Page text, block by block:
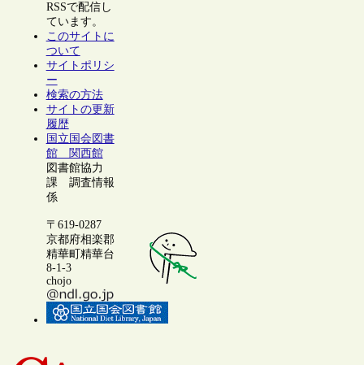
RSSで配信し
ています。
このサイトに
ついて
サイトポリシ
ー
検索の方法
サイトの更新
履歴
国立国会図書
館 関西館
図書館協力
課 調査情報
係
〒619-0287
京都府相楽郡
精華町精華台
8-1-3
chojo